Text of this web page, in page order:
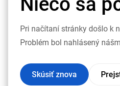
Pri načítaní stránky došlo k
Problém bol nahlásený
Skúsiť znova